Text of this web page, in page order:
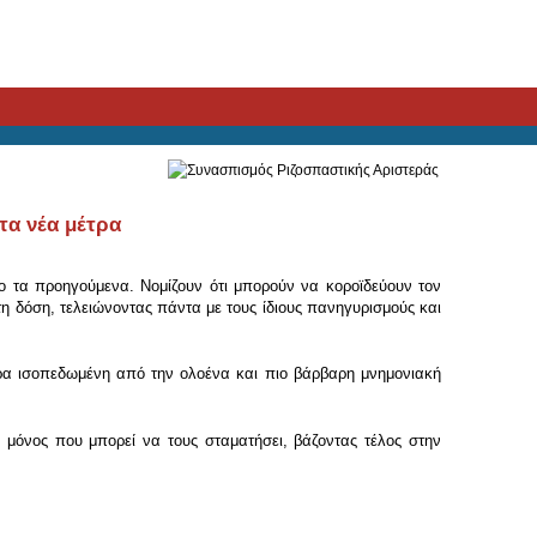
νέα μέτρα
προηγούμενα. Νομίζουν ότι μπορούν να κοροϊδεύουν τον
δόση, τελειώνοντας πάντα με τους ίδιους πανηγυρισμούς και
ισοπεδωμένη από την ολοένα και πιο βάρβαρη μνημονιακή
που μπορεί να τους σταματήσει, βάζοντας τέλος στην